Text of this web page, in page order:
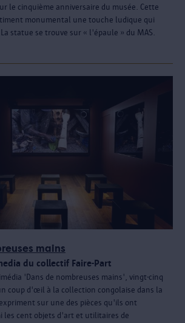
le cinquième anniversaire du musée. Cette
monumental une touche ludique qui
statue se trouve sur « l'épaule » du MAS.
mains
du collectif Faire-Part
'Dans de nombreuses mains', vingt-cinq
coup d'œil à la collection congolaise dans la
sur une des pièces qu'ils ont
les cent objets d'art et utilitaires de